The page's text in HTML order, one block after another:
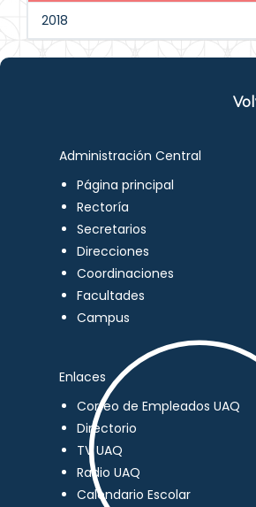
2018
Administración Central
Página principal
Rectoría
Secretarios
Direcciones
Coordinaciones
Facultades
Campus
Enlaces
Correo de Empleados UAQ
Directorio
TV UAQ
Radio UAQ
Calendario Escolar